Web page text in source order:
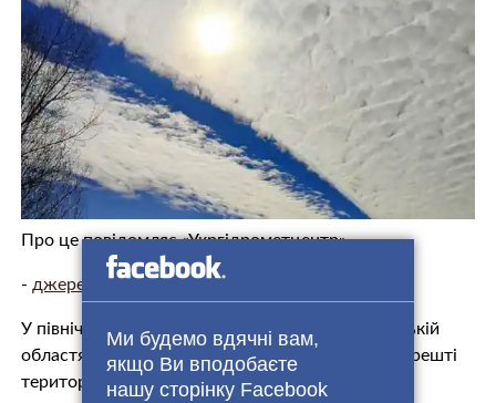
Ми будемо вдячні вам,
якщо Ви вподобаєте
нашу сторінку Facebook
Про це повідомляє «Укргідрометцентр».
- джерело.
У північній частині, вдень і в західних та Вінницькій
областях місцями короткочасні дощі, грози, на решті
території без опадів.